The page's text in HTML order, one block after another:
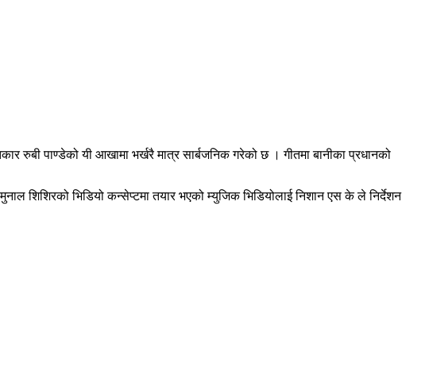
पाण्डेको यी आखामा भर्खरै मात्र सार्बजनिक गरेको छ । गीतमा बानीका प्रधानको
शिशिरको भिडियो कन्सेप्टमा तयार भएको म्युजिक भिडियोलाई निशान एस के ले निर्देशन